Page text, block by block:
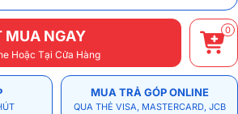
MUA NGAY
Hoặc Tại Cửa Hàng
0
MUA TRẢ GÓP ONLINE
QUA THẺ VISA, MASTERCARD, JCB